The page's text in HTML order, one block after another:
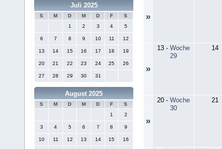
Juli 2025
S M D M D F
S
1
2 3 4 5
6 7 8 9 10 11 12
13 14 15 16 17 18 19
20 21 22 23 24 25 26
27 28 29 30 31
August 2025
S M D M D F
S
1
2
3 4 5 6 7 8 9
10 11 12 13 14 15 16
»
»
13- Woche
29
14
»
20- Woche
30
21